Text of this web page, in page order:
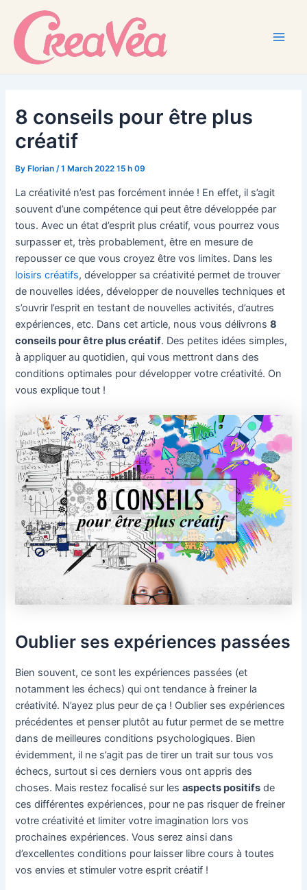
content
8 conseils pour être plus
créatif
By Florian/1 March 2022 15 h 09
La créativité n’est pas forcément innée ! En effet, il s’agit
souvent d’une compétence qui peut être développée par
tous. Avec un état d’esprit plus créatif, vous pourrez vous
surpasser et, très probablement, être en mesure de
repousser ce que vous croyez être vos limites. Dans les
loisirs créatifs, développer sa créativité permet de trouver
de nouvelles idées, développer de nouvelles techniques et
s’ouvrir l’esprit en testant de nouvelles activités, d’autres
expériences, etc. Dans cet article, nous vous délivrons8
conseils pour être plus créatif. Des petites idées simples,
à appliquer au quotidien, qui vous mettront dans des
conditions optimales pour développer votre créativité. On
vous explique tout !
Oublier ses expériences passées
Bien souvent, ce sont les expériences passées (et
notamment les échecs) qui ont tendance à freiner la
créativité. N’ayez plus peur de ça ! Oublier ses expériences
précédentes et penser plutôt au futur permet de se mettre
dans de meilleures conditions psychologiques. Bien
évidemment, il ne s’agit pas de tirer un trait sur tous vos
échecs, surtout si ces derniers vous ont appris des
choses. Mais restez focalisé sur lesaspects positifs de
ces différentes expériences, pour ne pas risquer de freiner
votre créativité et limiter votre imagination lors vos
prochaines expériences. Vous serez ainsi dans
d’excellentes conditions pour laisser libre cours à toutes
vos envies et stimuler votre esprit créatif !